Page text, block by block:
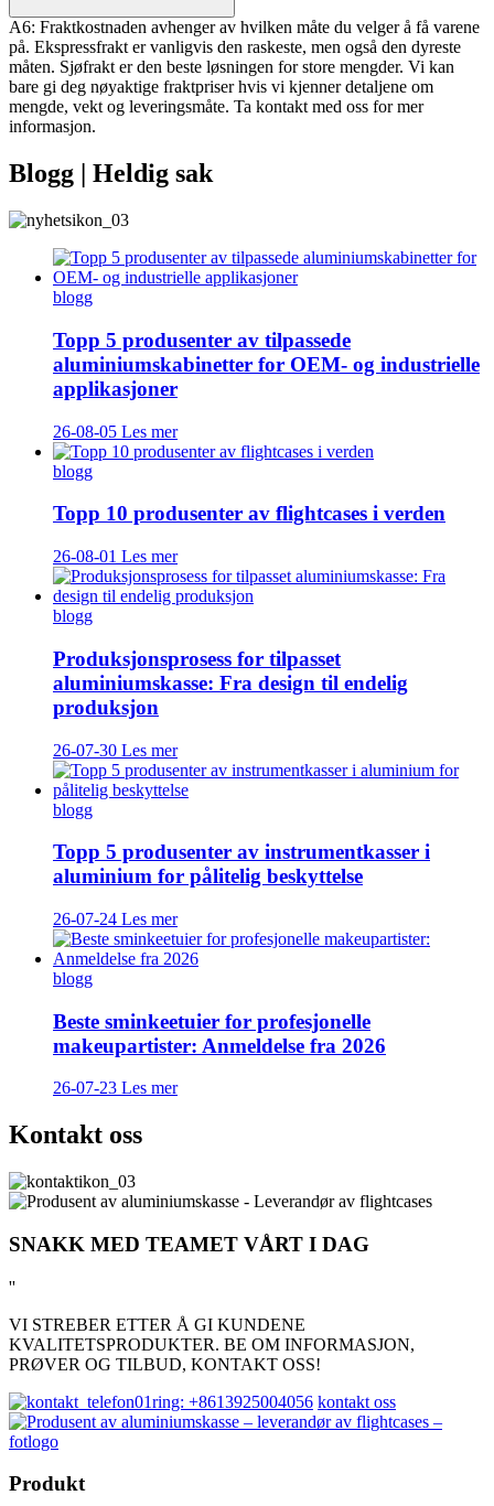
A6: Fraktkostnaden avhenger av hvilken måte du velger å få varene
på. Ekspressfrakt er vanligvis den raskeste, men også den dyreste
måten. Sjøfrakt er den beste løsningen for store mengder. Vi kan
bare gi deg nøyaktige fraktpriser hvis vi kjenner detaljene om
mengde, vekt og leveringsmåte. Ta kontakt med oss ​​for mer
informasjon.
Blogg | Heldig sak
blogg
Topp 5 produsenter av tilpassede
aluminiumskabinetter for OEM- og industrielle
applikasjoner
26-08-05 Les mer
blogg
Topp 10 produsenter av flightcases i verden
26-08-01 Les mer
blogg
Produksjonsprosess for tilpasset
aluminiumskasse: Fra design til endelig
produksjon
26-07-30 Les mer
blogg
Topp 5 produsenter av instrumentkasser i
aluminium for pålitelig beskyttelse
26-07-24 Les mer
blogg
Beste sminkeetuier for profesjonelle
makeupartister: Anmeldelse fra 2026
26-07-23 Les mer
Kontakt oss
SNAKK MED TEAMET VÅRT I DAG
''
VI STREBER ETTER Å GI KUNDENE
KVALITETSPRODUKTER. BE OM INFORMASJON,
PRØVER OG TILBUD, KONTAKT OSS!
ring: +8613925004056 kontakt oss
Produkt